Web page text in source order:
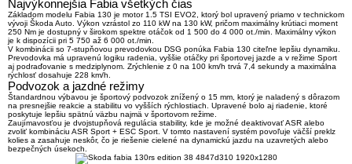
Najvýkonnejšia Fabia všetkých čias
Základom modelu Fabia 130 je motor 1.5 TSI EVO2 , ktorý bol upravený priamo v technickom
vývoji Škoda Auto. Výkon vzrástol zo 110 kW na 130 kW, pričom maximálny krútiaci moment
250 Nm je dostupný v širokom spektre otáčok od 1 500 do 4 000 ot./min. Maximálny výkon
je k dispozícii pri 5 750 až 6 000 ot./min.
V kombinácii so 7-stupňovou prevodovkou DSG ponúka Fabia 130 citeľne lepšiu dynamiku.
Prevodovka má upravenú logiku radenia, vyššie otáčky pri športovej jazde a v režime Sport
aj podraďovanie s medziplynom . Zrýchlenie z 0 na 100 km/h trvá 7,4 sekundy a maximálna
rýchlosť dosahuje 228 km/h
Podvozok a jazdné režimy
Štandardnou výbavou je športový podvozok znížený o 15 mm , ktorý je naladený s dôrazom
na presnejšie reakcie a stabilitu vo vyšších rýchlostiach. Upravené bolo aj riadenie, ktoré
poskytuje lepšiu spätnú väzbu najmä v športovom režime.
Zaujímavosťou je dvojstupňová regulácia stability, kde je možné deaktivovať ASR alebo
zvoliť kombináciu ASR Sport + ESC Sport . V tomto nastavení systém povoľuje väčší preklz
kolies a zasahuje neskôr, čo je riešenie cielené na dynamickú jazdu na uzavretých alebo
bezpečných úsekoch.